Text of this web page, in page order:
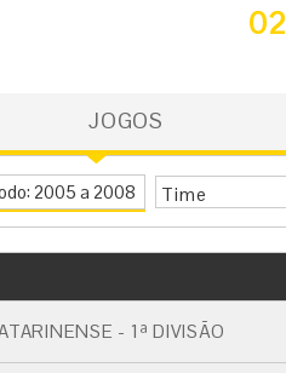
02
JOGOS
Time
- 1ª DIVISÃO